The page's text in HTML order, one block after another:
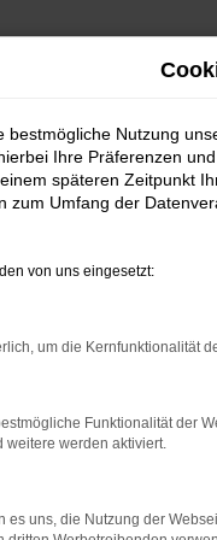
bestimmter
beheben.
auf dem
kann auch
bestmögliche Nutzung
Ihre Präferenzen
späteren Zeitpunkt
zum Umfang der
von uns eingesetzt:
um die Kernfunktionalität
Funktionalität der
weitere werden aktiviert.
es uns, die Nutzung der